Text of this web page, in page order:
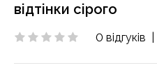
відтінки сірого
0 відгуків